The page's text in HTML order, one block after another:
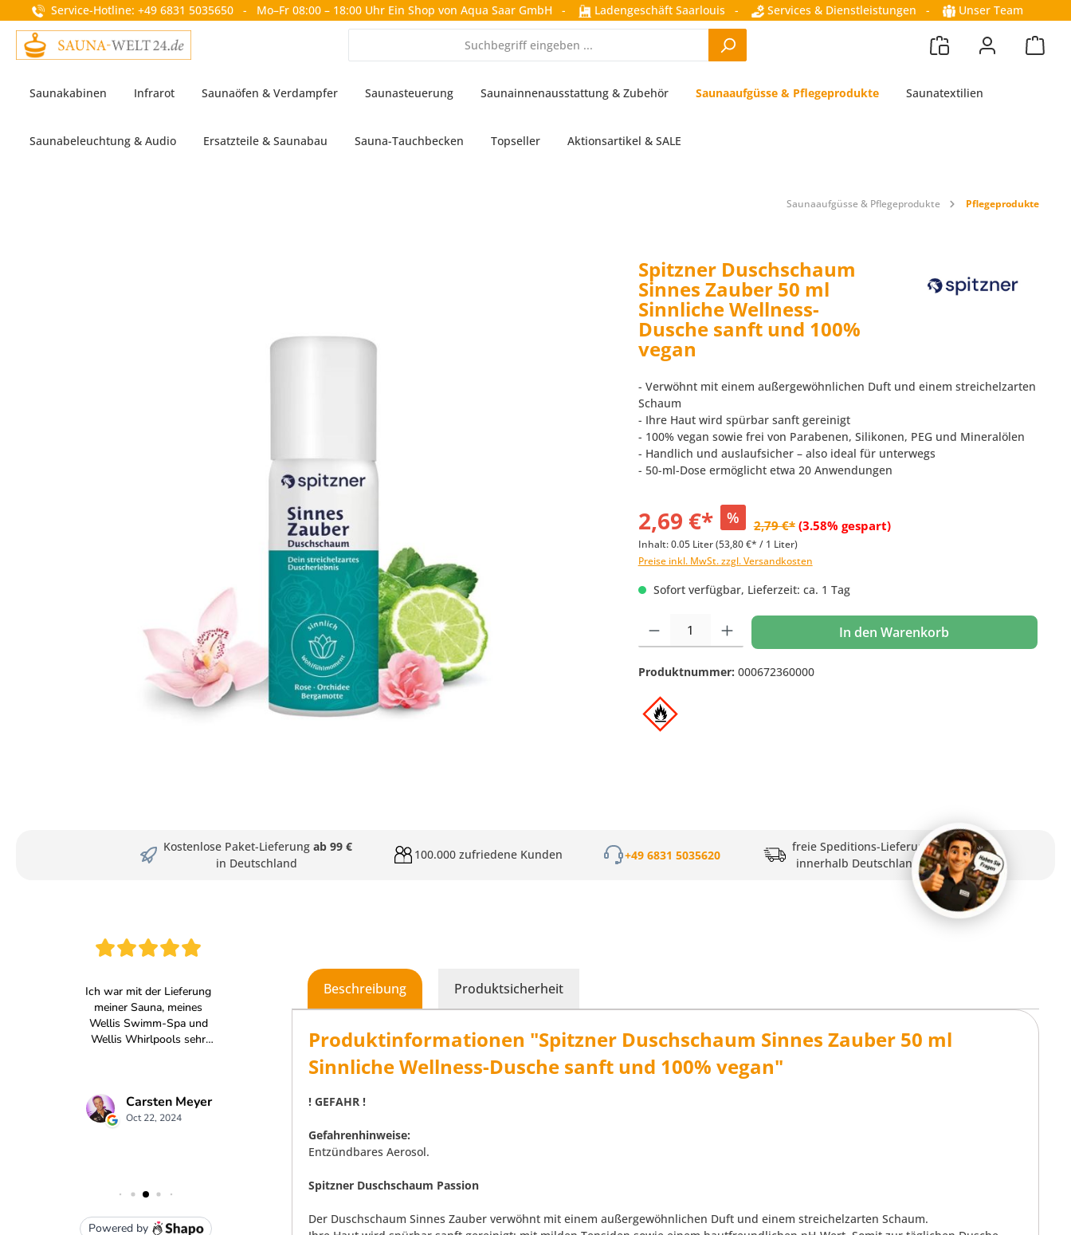
Zur Hauptnavigation springen
Service-Hotline: +49 6831 5035650 - Mo–Fr 08:00 – 18:00 Uhr Ein Shop von Aqua Saar GmbH - Ladengeschäft Saarlouis - Services & Dienstleistungen - Unser Team
Saunakabinen Infrarot Saunaöfen & Verdampfer Saunasteuerung Saunainnenausstattung & Zubehör Saunaaufgüsse & Pflegeprodukte Saunatextilien
Saunabeleuchtung & Audio Ersatzteile & Saunabau Sauna-Tauchbecken Topseller Aktionsartikel & SALE
Saunaaufgüsse & Pflegeprodukte Pflegeprodukte
Spitzner Duschschaum
Sinnes Zauber 50 ml
Sinnliche Wellness-
Dusche sanft und 100%
vegan
- Verwöhnt mit einem außergewöhnlichen Duft und einem streichelzarten
Schaum
- Ihre Haut wird spürbar sanft gereinigt
- 100% vegan sowie frei von Parabenen, Silikonen, PEG und Mineralölen
- Handlich und auslaufsicher – also ideal für unterwegs
- 50-ml-Dose ermöglicht etwa 20 Anwendungen
2,69 €* % 2,79 €* (3.58% gespart)
Inhalt:0.05 Liter(53,80 €* / 1 Liter)
Preise inkl. MwSt. zzgl. Versandkosten
Sofort verfügbar, Lieferzeit: ca. 1 Tag
Produkt Anzahl: Gib den gewünschten Wert ein oder benutze die Schaltflächen um die
In den Warenkorb
Produktnummer: 000672360000
Kostenlose Paket-Lieferung ab 99 €
in Deutschland
100.000 zufriedene Kunden +49 6831 5035620
freie Speditions-Lieferung
innerhalb Deutschlands
Beschreibung Produktsicherheit
Produktinformationen "Spitzner Duschschaum Sinnes Zauber 50 ml
Sinnliche Wellness-Dusche sanft und 100% vegan"
! GEFAHR !
Gefahrenhinweise:
Entzündbares Aerosol.
Spitzner Duschschaum Passion
Der Duschschaum Sinnes Zauber verwöhnt mit einem außergewöhnlichen Duft und einem streichelzarten Schaum.